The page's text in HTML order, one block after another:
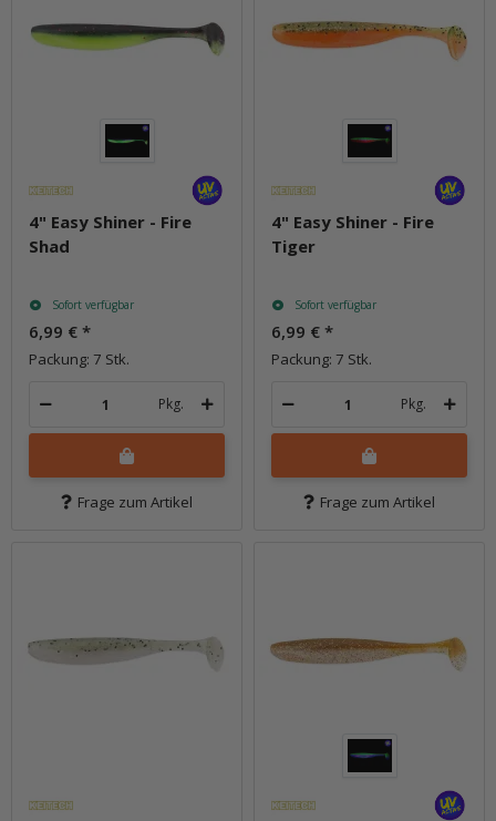
4" Easy Shiner - Fire
Shad
Sofort verfügbar
6,99 € *
Packung: 7 Stk.
Pkg.
Frage zum Artikel
4" Easy Shiner - Fire
Tiger
Sofort verfügbar
6,99 € *
Packung: 7 Stk.
Pkg.
Frage zum Artikel